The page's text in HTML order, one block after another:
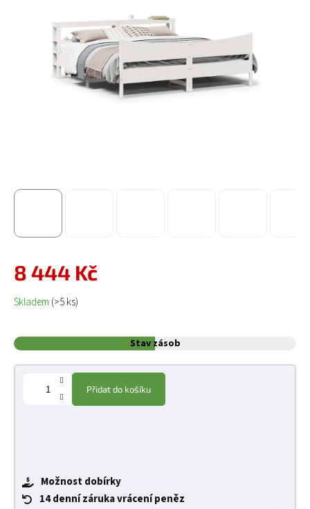
8 444 Kč
Měrná cena:
Skladem (>5 ks)
Stav zásob
Přidat do košíku
Možnost dobírky
14 denní záruka vrácení peněz